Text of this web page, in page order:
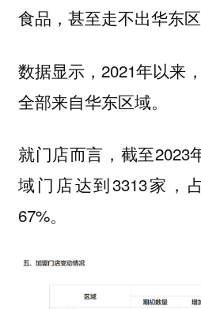
食品，甚至走不出华东区
数据显示，2021年以来
全部来自华东区域。
就门店而言，截至2023
域门店达到3313家，
67%。